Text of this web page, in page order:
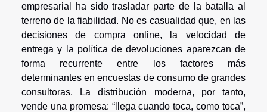
empresarial ha sido trasladar parte de la batalla al
terreno de la fiabilidad. No es casualidad que, en las
decisiones de compra online, la velocidad de
entrega y la política de devoluciones aparezcan de
forma recurrente entre los factores más
determinantes en encuestas de consumo de grandes
consultoras. La distribución moderna, por tanto,
vende una promesa: “llega cuando toca, como toca”,